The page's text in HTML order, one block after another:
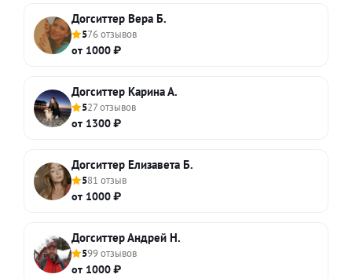
Догситтер Вера Б.
576 отзывов
от 1000 ₽
Догситтер Карина А.
527 отзывов
от 1300 ₽
Догситтер Елизавета Б.
581 отзыв
от 1000 ₽
Догситтер Андрей Н.
599 отзывов
от 1000 ₽